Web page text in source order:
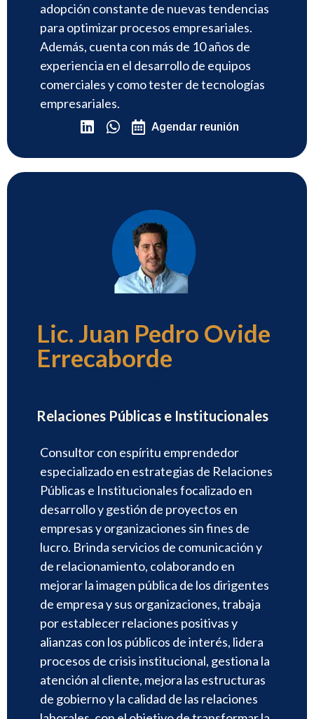
adopción constante de nuevas tendencias
para optimizar procesos empresariales.
Además, cuenta con más de 10 años de
experiencia en el desarrollo de equipos
comerciales y como tester de tecnologías
empresariales.
Agendar reunión
Lic. Juan Pedro Ovide
Errecaborde
Relaciones Públicas e Institucionales
Consultor con espíritu emprendedor
especializado en estrategias de Relaciones
Públicas e Institucionales focalizado en
desarrollo y gestión de proyectos en
empresas y organizaciones sin fines de
lucro. Brinda servicios de comunicación y
de relacionamiento, colaborando en
mejorar la imagen pública de los dirigentes
de empresa y sus organizaciones, trabaja
por establecer relaciones positivas y
alianzas con los públicos de interés, lidera
procesos de crisis institucional, gestiona la
atención al cliente, mejora las estructuras
de gobierno y la calidad de las relaciones